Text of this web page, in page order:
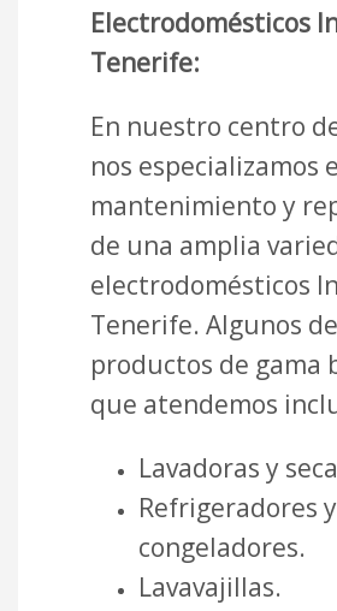
Electrodomésticos
Tenerife:
En nuestro centro
nos especializamos
mantenimiento y
de una amplia
electrodomésticos
Tenerife. Algunos
productos de gama
que atendemos
Lavadoras y
Refrigeradores y
congeladores.
Lavavajillas.